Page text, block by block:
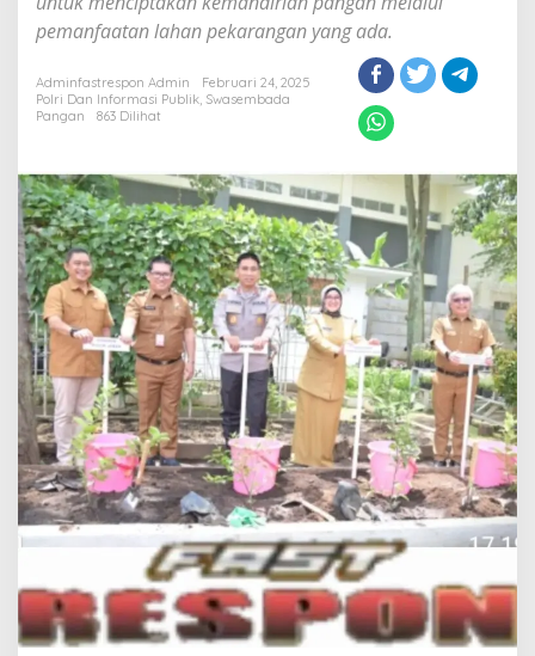
pemanfaatan lahan pekarangan yang ada.
Adminfastrespon Admin
Februari 24, 2025
Polri Dan Informasi Publik, Swasembada
Pangan
863 Dilihat